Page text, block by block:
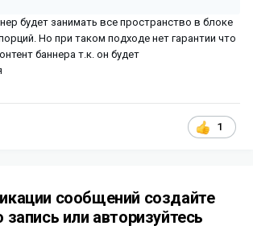
будет занимать все пространство в блоке
Но при таком подходе нет гарантии что
баннера т.к. он будет
1
сообщений создайте
запись или авторизуйтесь